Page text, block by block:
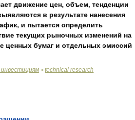
движение цен, объем, тенденции
в результате нанесения
и пытается определить
текущих рыночных изменений на
ценных бумаг и отдельных эмиссий
инвестициям > technical research